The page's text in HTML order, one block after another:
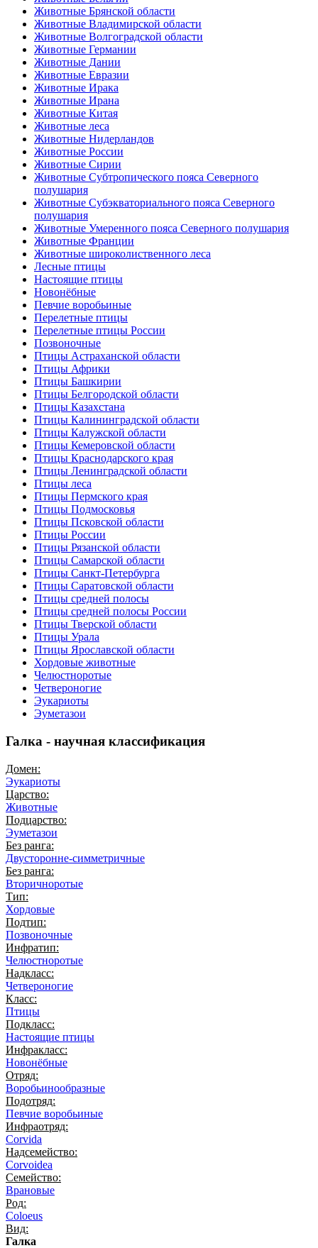
Животные Брянской области
Животные Владимирской области
Животные Волгоградской области
Животные Германии
Животные Дании
Животные Евразии
Животные Ирака
Животные Ирана
Животные Китая
Животные леса
Животные Нидерландов
Животные России
Животные Сирии
Животные Субтропического пояса Северного
полушария
Животные Субэкваториального пояса Северного
полушария
Животные Умеренного пояса Северного полушария
Животные Франции
Животные широколиственного леса
Лесные птицы
Настоящие птицы
Новонёбные
Певчие воробьиные
Перелетные птицы
Перелетные птицы России
Позвоночные
Птицы Астраханской области
Птицы Африки
Птицы Башкирии
Птицы Белгородской области
Птицы Казахстана
Птицы Калининградской области
Птицы Калужской области
Птицы Кемеровской области
Птицы Краснодарского края
Птицы Ленинградской области
Птицы леса
Птицы Пермского края
Птицы Подмосковья
Птицы Псковской области
Птицы России
Птицы Рязанской области
Птицы Самарской области
Птицы Санкт-Петербурга
Птицы Саратовской области
Птицы средней полосы
Птицы средней полосы России
Птицы Тверской области
Птицы Урала
Птицы Ярославской области
Хордовые животные
Челюстноротые
Четвероногие
Эукариоты
Эуметазои
Галка - научная классификация
Домен:
Эукариоты
Царство:
Животные
Подцарство:
Эуметазои
Без ранга:
Двусторонне-симметричные
Без ранга:
Вторичноротые
Тип:
Хордовые
Подтип:
Позвоночные
Инфратип:
Челюстноротые
Надкласс:
Четвероногие
Класс:
Птицы
Подкласс:
Настоящие птицы
Инфракласс:
Новонёбные
Отряд:
Воробьинообразные
Подотряд:
Певчие воробьиные
Инфраотряд:
Corvida
Надсемейство:
Corvoidea
Семейство:
Врановые
Род:
Coloeus
Вид:
Галка